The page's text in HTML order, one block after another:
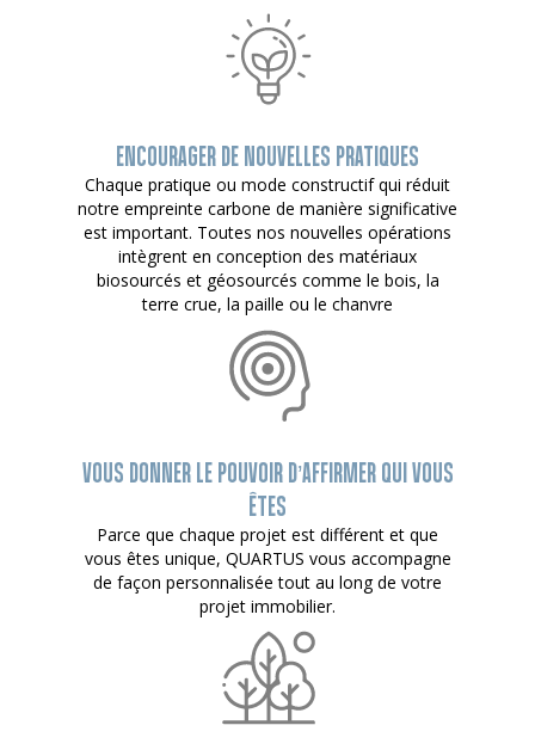
ENCOURAGER DE NOUVELLES PRATIQUES
Chaque pratique ou mode constructif qui réduit
notre empreinte carbone de manière significative
est important. Toutes nos nouvelles opérations
intègrent en conception des matériaux
biosourcés et géosourcés comme le bois, la
terre crue, la paille ou le chanvre
VOUS DONNER LE POUVOIR D’AFFIRMER QUI VOUS
ÊTES
Parce que chaque projet est différent et que
vous êtes unique, QUARTUS vous accompagne
de façon personnalisée tout au long de votre
projet immobilier.